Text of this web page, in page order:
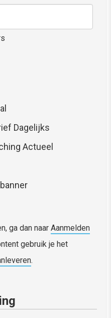
Dagelijks
Actueel
ga dan naar Aanmelden
gebruik je het
.